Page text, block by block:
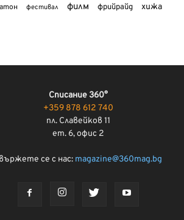
фестивал филм фрийрайд хижа
Списание 360°
+359 878 612 740
пл. Славейков 11
ет. 6, офис 2
се с нас: magazine@360mag.bg